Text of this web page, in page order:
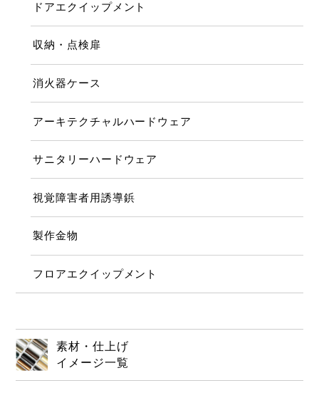
ドアエクイップメント
収納・点検扉
消火器ケース
アーキテクチャルハードウェア
サニタリーハードウェア
視覚障害者用誘導鋲
製作金物
フロアエクイップメント
素材・仕上げ
イメージ一覧